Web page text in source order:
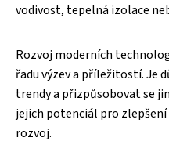
vodivost, tepelná izolace
Rozvoj moderních
řadu výzev a příležitostí. Je
trendy a přizpůsobovat se
jejich potenciál pro
rozvoj.